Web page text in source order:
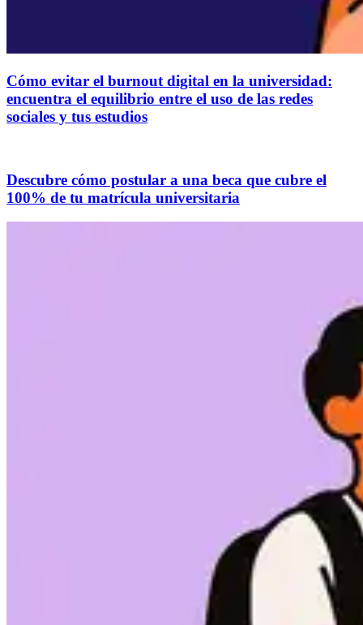
Cómo evitar el burnout digital en la universidad:
encuentra el equilibrio entre el uso de las redes
sociales y tus estudios
Descubre cómo postular a una beca que cubre el
100% de tu matrícula universitaria